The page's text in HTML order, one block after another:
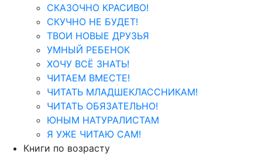
СКАЗОЧНО КРАСИВО!
СКУЧНО НЕ БУДЕТ!
ТВОИ НОВЫЕ ДРУЗЬЯ
УМНЫЙ РЕБЕНОК
ХОЧУ ВСЁ ЗНАТЬ!
ЧИТАЕМ ВМЕСТЕ!
ЧИТАТЬ МЛАДШЕКЛАССНИКАМ!
ЧИТАТЬ ОБЯЗАТЕЛЬНО!
ЮНЫМ НАТУРАЛИСТАМ
Я УЖЕ ЧИТАЮ САМ!
Книги по возрасту